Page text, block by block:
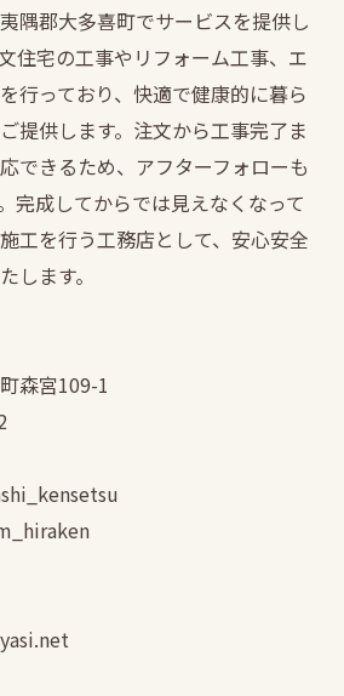
隅郡大多喜町でサービスを提供し
住宅の工事やリフォーム工事、エ
行っており、快適で健康的に暮ら
提供します。注文から工事完了ま
できるため、アフターフォローも
完成してからでは見えなくなって
工を行う工務店として、安心安全
します。
森宮109-1